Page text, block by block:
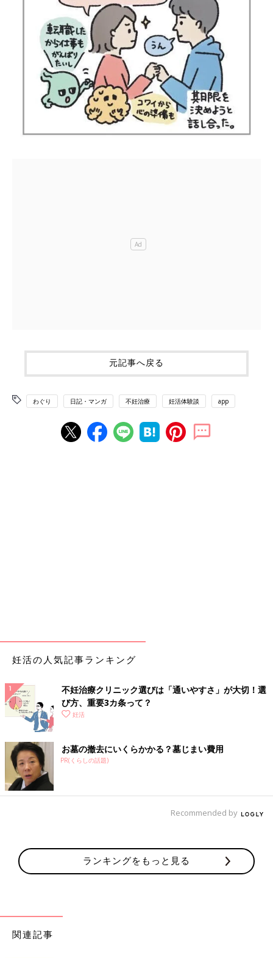
元記事へ戻る
わぐり 日記・マンガ 不妊治療 妊活体験談 app
妊活の人気記事ランキング
不妊治療クリニック選びは「通いやすさ」が大切！選
び方、重要3カ条って？
妊活
お墓の撤去にいくらかかる？墓じまい費用
PR(くらしの話題)
Recommended by
ランキングをもっと見る
関連記事